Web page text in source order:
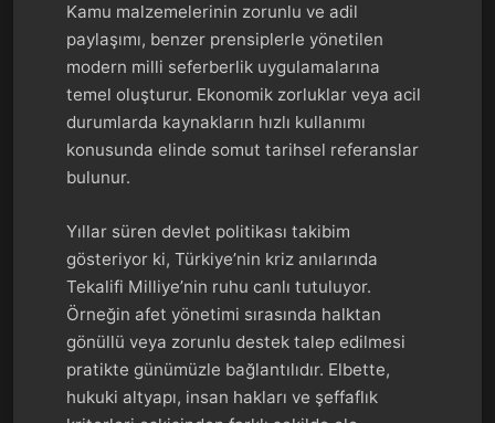
Kamu malzemelerinin zorunlu ve adil
paylaşımı, benzer prensiplerle yönetilen
modern milli seferberlik uygulamalarına
temel oluşturur. Ekonomik zorluklar veya acil
durumlarda kaynakların hızlı kullanımı
konusunda elinde somut tarihsel referanslar
bulunur.
Yıllar süren devlet politikası takibim
gösteriyor ki, Türkiye’nin kriz anılarında
Tekalifi Milliye’nin ruhu canlı tutuluyor.
Örneğin afet yönetimi sırasında halktan
gönüllü veya zorunlu destek talep edilmesi
pratikte günümüzle bağlantılıdır. Elbette,
hukuki altyapı, insan hakları ve şeffaflık